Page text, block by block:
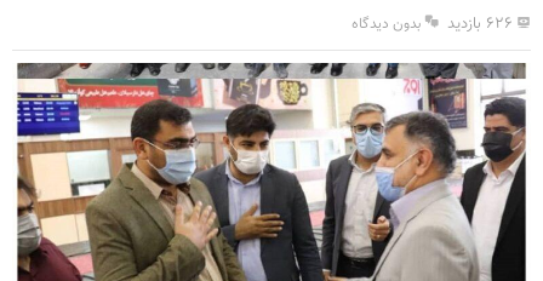
۶۲۶ بازدید بدون دیدگاه